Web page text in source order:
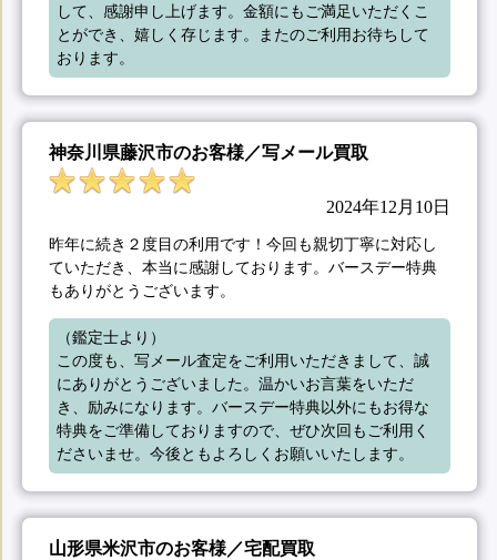
して、感謝申し上げます。金額にもご満足いただくこ
とができ、嬉しく存じます。またのご利用お待ちして
おります。
神奈川県藤沢市のお客様／写メール買取
2024年12月10日
昨年に続き２度目の利用です！今回も親切丁寧に対応し
ていただき、本当に感謝しております。バースデー特典
もありがとうございます。
（鑑定士より）
この度も、写メール査定をご利用いただきまして、誠
にありがとうございました。温かいお言葉をいただ
き、励みになります。バースデー特典以外にもお得な
特典をご準備しておりますので、ぜひ次回もご利用く
ださいませ。今後ともよろしくお願いいたします。
山形県米沢市のお客様／宅配買取